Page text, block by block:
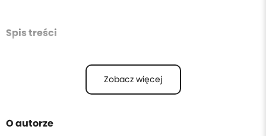
Spis treści
Zobacz więcej
O autorze